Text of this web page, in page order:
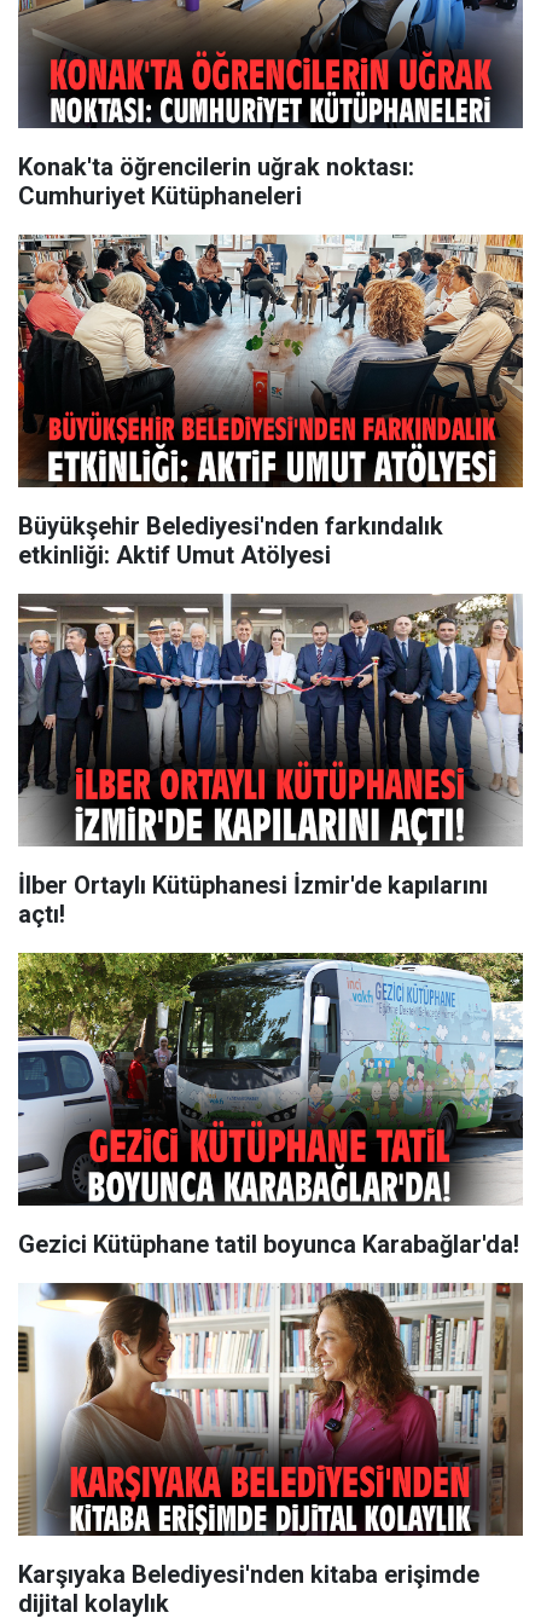
Konak'ta öğrencilerin uğrak noktası:
Cumhuriyet Kütüphaneleri
Büyükşehir Belediyesi'nden farkındalık
etkinliği: Aktif Umut Atölyesi
İlber Ortaylı Kütüphanesi İzmir'de kapılarını
açtı!
Gezici Kütüphane tatil boyunca Karabağlar'da!
Karşıyaka Belediyesi'nden kitaba erişimde
dijital kolaylık